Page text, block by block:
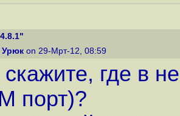
Урюк on 29-Мрт-12, 08:59
скажите, где в
порт)?